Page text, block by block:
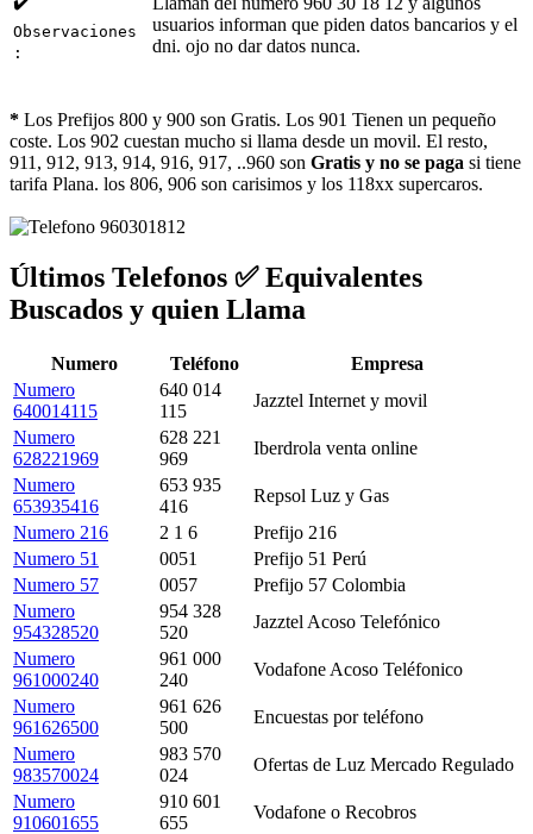
Observaciones
:
usuarios informan que piden datos bancarios y el
dni. ojo no dar datos nunca.
* Los Prefijos 800 y 900 son Gratis. Los 901 Tienen un pequeño
coste. Los 902 cuestan mucho si llama desde un movil. El resto,
911, 912, 913, 914, 916, 917, ..960 son Gratis y no se paga si tiene
tarifa Plana. los 806, 906 son carisimos y los 118xx supercaros.
Últimos Telefonos ✅ Equivalentes
Buscados y quien Llama
Numero Teléfono
Empresa
Numero
640014115
640 014
115
Jazztel Internet y movil
Numero
628221969
628 221
969
Iberdrola venta online
Numero
653935416
653 935
416
Repsol Luz y Gas
Numero 216
2 1 6
Prefijo 216
Numero 51
0051
Prefijo 51 Perú
Numero 57
0057
Prefijo 57 Colombia
Numero
954328520
954 328
520
Jazztel Acoso Telefónico
Numero
961000240
961 000
240
Vodafone Acoso Teléfonico
Numero
961626500
961 626
500
Encuestas por teléfono
Numero
983570024
983 570
024
Ofertas de Luz Mercado Regulado
Numero
910601655
910 601
655
Vodafone o Recobros